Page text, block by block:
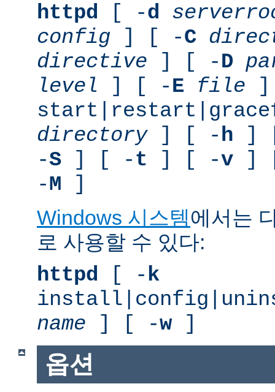
httpd [ -d
config ] [ -C
directive ] [ -D
level ] [ -E file
directory] [ -h ]
-S ] [ -t ] [ -v ]
-M ]
Windows 시스템에서는
로 사용할 수 있다:
httpd [ -k
name ] [ -w]
옵션